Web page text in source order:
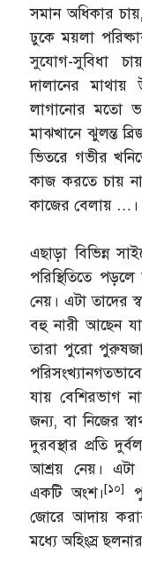
সমান অধিকার
ঢুকে ময়লা
সুযোগ-সুবিধা
দালানের
লাগানোর মতো
মাঝখানে ঝুলন্ত
ভিতরে গভীর
কাজ করতে চায়
কাজের বেলায় …।
এছাড়া বিভিন্ন
পরিস্থিতিতে
নেয়। এটা তাদের
বহু নারী আছেন
তারা পুরো
যায় বেশিরভাগ
জন্য, বা নিজের
দুরবস্থার প্রতি
আশ্রয় নেয়। এটা
একটি অংশ।[১০]
জোরে আদায় করার
মধ্যে অহিংস্র